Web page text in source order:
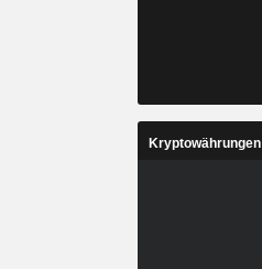
Kryptowährungen